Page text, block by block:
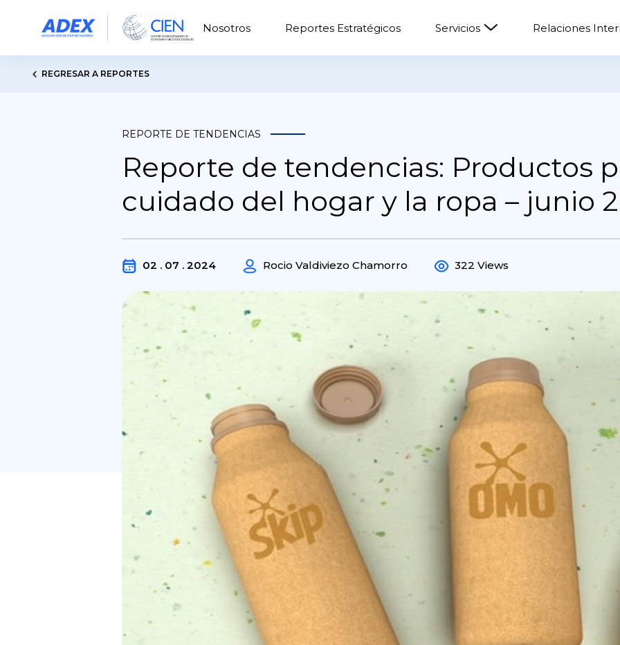
Nosotros Reportes Estratégicos Servicios Relaciones
REGRESAR A REPORTES
REPORTE DE TENDENCIAS
Reporte de tendencias: Productos
cuidado del hogar y la ropa – junio
02 . 07 . 2024 Rocio Valdiviezo Chamorro 322 Views